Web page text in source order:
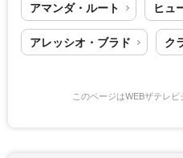
アマンダ・ルート ヒュ
アレッシオ・ブラド ク
このページはWEBザテレビ